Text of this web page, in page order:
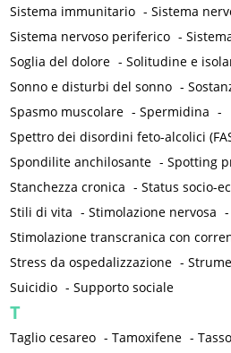
Sistema immunitario -Sistema
Sistema nervoso periferico -
Soglia del dolore -Solitudine e
Sonno e disturbi del sonno -
Spasmo muscolare -Spermidina -
Spettro dei disordini feto-alcolici
Spondilite anchilosante -Spotting
Stanchezza cronica -Status socio-
Stili di vita -Stimolazione nervosa -
Stimolazione transcranica con
Stress da ospedalizzazione -
Suicidio -Supporto sociale
T
Taglio cesareo -Tamoxifene -